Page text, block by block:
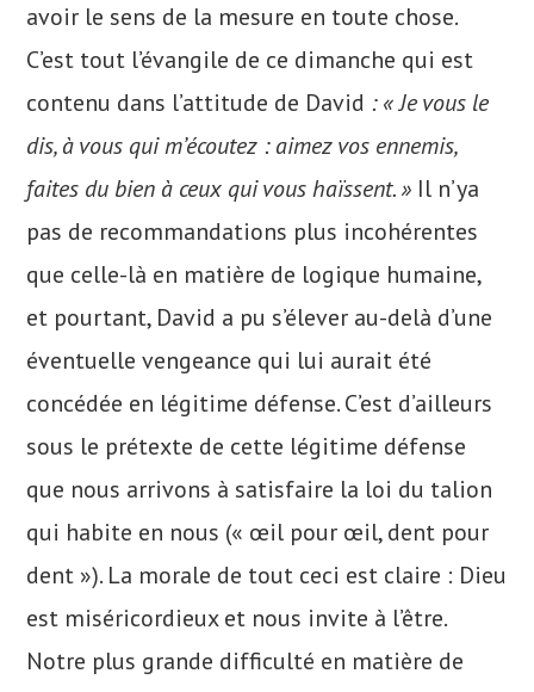
avoir le sens de la mesure en toute chose.
C’est tout l’évangile de ce dimanche qui est
contenu dans l’attitude de David : « Je vous le
dis, à vous qui m’écoutez : aimez vos ennemis,
faites du bien à ceux qui vous haïssent. » Il n’ya
pas de recommandations plus incohérentes
que celle-là en matière de logique humaine,
et pourtant, David a pu s’élever au-delà d’une
éventuelle vengeance qui lui aurait été
concédée en légitime défense. C’est d’ailleurs
sous le prétexte de cette légitime défense
que nous arrivons à satisfaire la loi du talion
qui habite en nous (« œil pour œil, dent pour
dent »). La morale de tout ceci est claire : Dieu
est miséricordieux et nous invite à l’être.
Notre plus grande difficulté en matière de